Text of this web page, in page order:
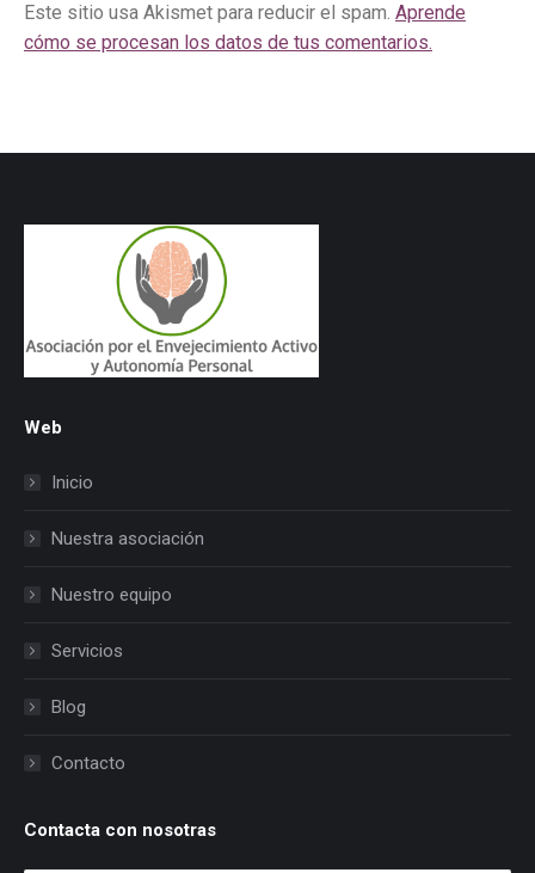
Este sitio usa Akismet para reducir el spam. Aprende
cómo se procesan los datos de tus comentarios.
Web
Inicio
Nuestra asociación
Nuestro equipo
Servicios
Blog
Contacto
Contacta con nosotras